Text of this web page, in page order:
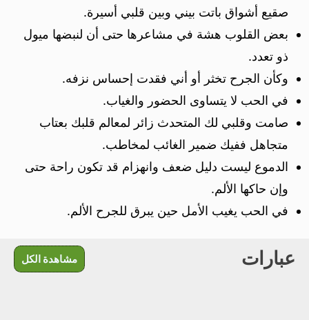
صقيع أشواق باتت بيني وبين قلبي أسيرة.
بعض القلوب هشة في مشاعرها حتى أن لنبضها ميول
ذو تعدد.
وكأن الجرح تخثر أو أني فقدت إحساس نزفه.
في الحب لا يتساوى الحضور والغياب.
صامت وقلبي لك المتحدث زائر لمعالم قلبك بعتاب
متجاهل ففيك ضمير الغائب لمخاطب.
الدموع ليست دليل ضعف وانهزام قد تكون راحة حتى
وإن حاكها الألم.
في الحب يغيب الأمل حين يبرق للجرح الألم.
عبارات مشاهدة الكل